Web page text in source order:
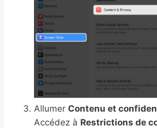
Allumer Contenu et
Accédez à Restrictions de